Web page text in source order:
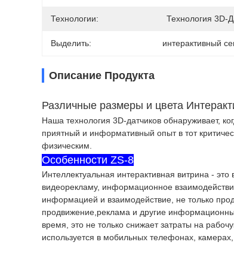
Технологии: Технология 3D-
Выделить: интерактивный
Описание Продукта
Различные размеры и цвета
Наша технология 3D-датчиков обнаруживает,
приятный и информативный опыт в тот
физическим.
Особенности ZS-8
Интеллектуальная интерактивная витрина -
видеорекламу, информационное
информацией и взаимодействие, не только
продвижение,реклама и другие
время, это не только снижает затраты на
используется в мобильных телефонах,